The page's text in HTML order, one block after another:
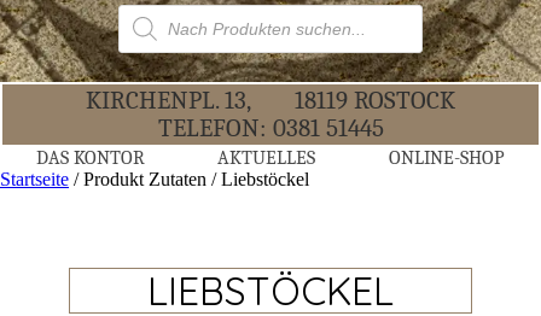
Products
search
KIR­CHEN­PL. 13,
18119 ROS­TOCK
TELE­FON: 0381 51445
DAS KON­TOR AKTU­EL­LES ONLINE-SHOP
Startseite / Produkt Zutaten / Liebstöckel
LIEBSTÖCKEL